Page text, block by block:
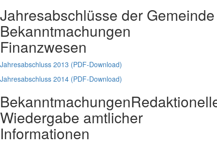
Jahresabschlüsse der Gemeinde
Bekanntmachungen
Finanzwesen
Jahresabschluss 2013 (PDF-Download)
Jahresabschluss 2014 (PDF-Download)
Bekanntmachungen
Wiedergabe amtlicher
Informationen